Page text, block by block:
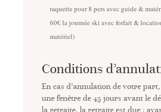
raquette pour 8 pers avec guide &
60€ la journée ski avec forfait &
matériel)
Conditions
En cas d’annulation de votre
une fenêtre de 45 jours avant le
la retraite, la retraite est due ;